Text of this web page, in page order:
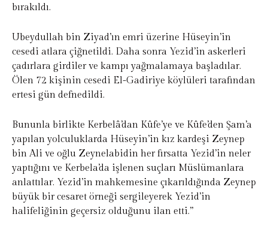
bırakıldı.
Ubeydullah bin Ziyad’ın emri üzerine Hüseyin’in
cesedi atlara çiğnetildi. Daha sonra Yezid’in askerleri
çadırlara girdiler ve kampı yağmalamaya başladılar.
Ölen 72 kişinin cesedi El-Gadiriye köylüleri tarafından
ertesi gün defnedildi.
Bununla birlikte Kerbelâ’dan Kûfe’ye ve Kûfe’den Şam’a
yapılan yolculuklarda Hüseyin’in kız kardeşi Zeynep
bin Ali ve oğlu Zeynelabidin her fırsatta Yezid’in neler
yaptığını ve Kerbela’da işlenen suçları Müslümanlara
anlattılar. Yezid’in mahkemesine çıkarıldığında Zeynep
büyük bir cesaret örneği sergileyerek Yezid’in
halifeliğinin geçersiz olduğunu ilan etti.”